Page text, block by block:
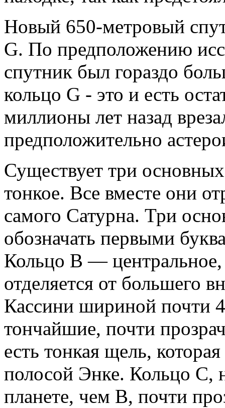
Новый 650-метровый
G. По предположению
спутник был гораздо
кольцо G - это и есть
миллионы лет назад
предположительно
Существует три
тонкое. Все вместе они
самого Сатурна. Три
обозначать первыми
Кольцо В —
отделяется от большего
Кассини шириной почти
тончайшие, почти
есть тонкая щель,
полосой Энке. Кольцо С,
планете, чем В, почти